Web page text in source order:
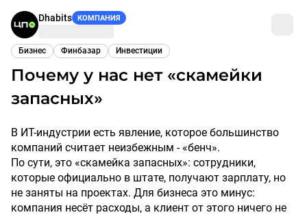
Dhabits КОМПАНИЯ
Бизнес Финбазар Инвестиции
Почему у нас нет «скамейки
запасных»
В ИТ-индустрии есть явление, которое большинство
компаний считает неизбежным - «бенч».
По сути, это «скамейка запасных»: сотрудники,
которые официально в штате, получают зарплату, но
не заняты на проектах. Для бизнеса это минус:
компания несёт расходы, а клиент от этого ничего не